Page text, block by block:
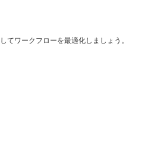
てワークフローを最適化しましょう。